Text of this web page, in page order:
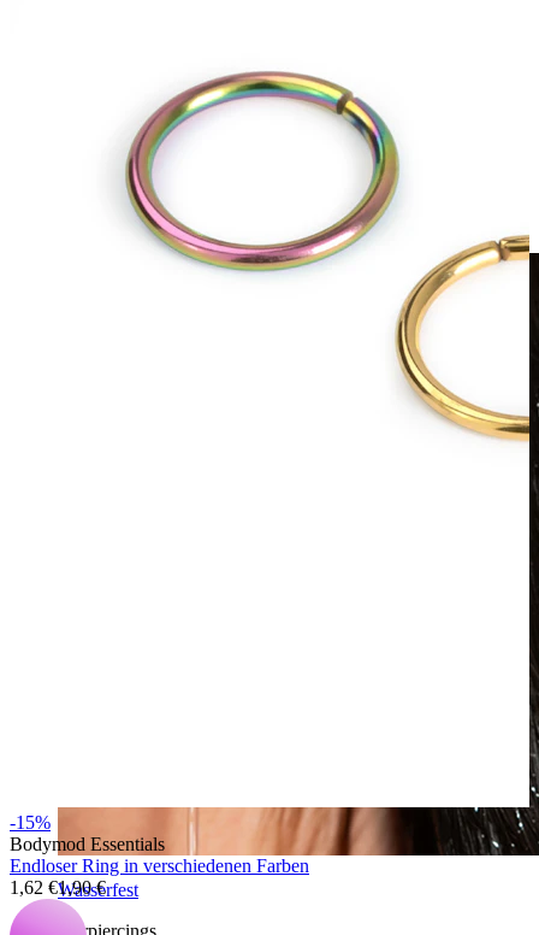
Wasserfest
Ohrpiercings
-15%
Bodymod Essentials
Endloser Ring in verschiedenen Farben
1,62 €1,90 €